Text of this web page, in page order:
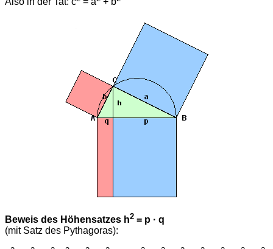
Beweis des Höhensatzes h2 = p · q
(mit Satz des Pythagoras):